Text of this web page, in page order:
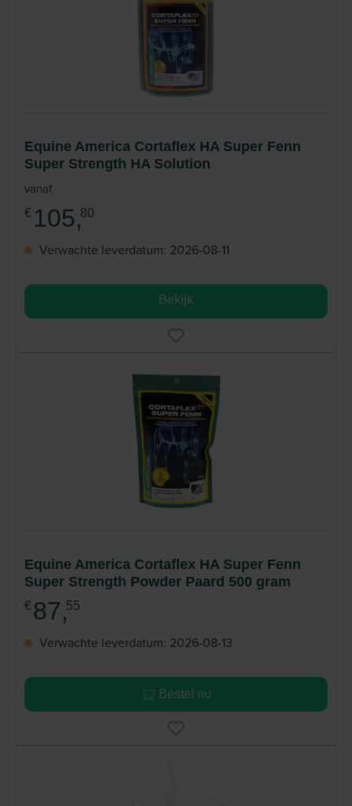
Equine America Cortaflex HA Super Fenn
Super Strength HA Solution
vanaf
€ 105,80
Verwachte leverdatum: 2026-08-11
Bekijk
Equine America Cortaflex HA Super Fenn
Super Strength Powder Paard 500 gram
€ 87,55
Verwachte leverdatum: 2026-08-13
Bestel nu